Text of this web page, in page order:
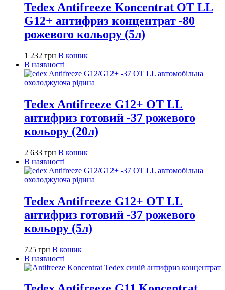
Tedex Antifreeze Koncentrat OT LL
G12+ антифриз концентрат -80
рожевого кольору (5л)
1 232 грн В кошик
В наявності
Tedex Antifreeze G12+ OT LL
антифриз готовий -37 рожевого
кольору (20л)
2 633 грн В кошик
В наявності
Tedex Antifreeze G12+ OT LL
антифриз готовий -37 рожевого
кольору (5л)
725 грн В кошик
В наявності